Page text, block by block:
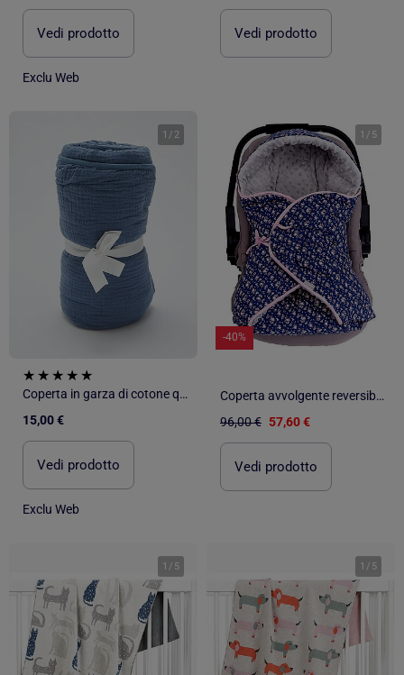
Vedi prodotto
Exclu Web
Vedi prodotto
1 / 2
Coperta in garza di cotone quadrato neonato in garza di cotone
15,00 €
Vedi prodotto
Exclu Web
1 / 5
-40%
Coperta avvolgente reversibile per neonato in cotone | SEVIRA KIDS
96,00 € 57,60 €
Vedi prodotto
1 / 5 1 / 5